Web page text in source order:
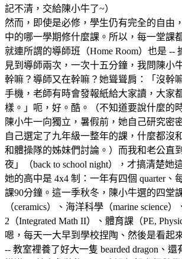
記不清，交給陳小牛了~）
然而，即使是必修，學生仍有完全的自由
中的哪一學期修什麼課。所以，每一堂課
就連所謂的導師班（Home Room）也是 --
見到導師兩次，一次十五分鐘，我問陳小
幹嘛？導師又在幹嘛？她聳聳肩：「沒幹
手機，老師有時會發報紙給大家讀，大家
樣。」呃，好。酷。（不知道要說什麼的
陳小牛一向獨立，暑假前，她自己研究密
自己選定了九年級一整年的課，什麼都沒
和體操隊的姊妹們討論。）而我和老公直
夜」（back to school night），才搞清楚她
她的高中是 4x4 制：一年有四個 quarter、
課90分鐘。這一季秋冬，陳小牛選的四堂
（ceramics）、海洋科學（marine science
2（Integrated Math II）、體育課（PE,
嗯，每天一大早到學校捏陶、然後是看起
-- 教室裡養了好大一隻 bearded dragon、還